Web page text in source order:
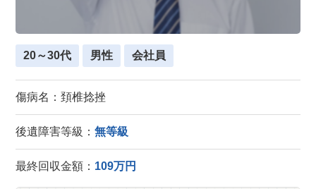
20～30代 男性 会社員
傷病名：頚椎捻挫
後遺障害等級：無等級
最終回収金額： 109万円